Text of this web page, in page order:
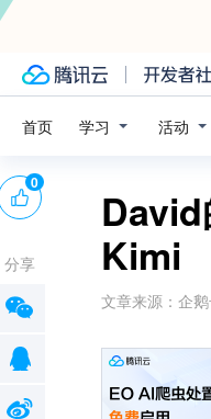
首页 学习 活动
Kimi
文章来源： 企
0
分享